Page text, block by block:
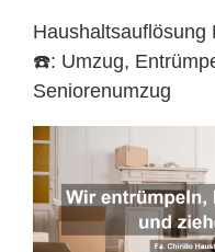
☎️: Umzug,
Seniorenumzug